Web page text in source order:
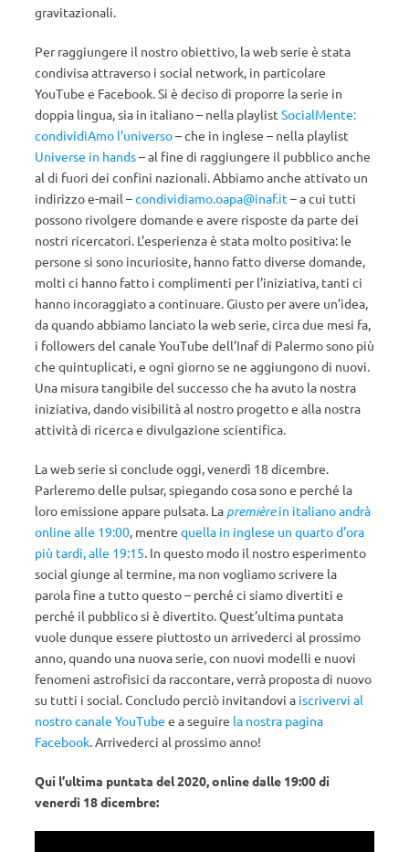
gravitazionali.
Per raggiungere il nostro obiettivo, la web serie è stata
condivisa attraverso i social network, in particolare
YouTube e Facebook. Si è deciso di proporre la serie in
doppia lingua, sia in italiano – nella playlist SocialMente:
condividiAmo l’universo– che in inglese – nella playlist
Universe in hands– al fine di raggiungere il pubblico anche
al di fuori dei confini nazionali. Abbiamo anche attivato un
indirizzo e-mail –condividiamo.oapa@inaf.it – a cui tutti
possono rivolgere domande e avere risposte da parte dei
nostri ricercatori. L’esperienza è stata molto positiva: le
persone si sono incuriosite, hanno fatto diverse domande,
molti ci hanno fatto i complimenti per l’iniziativa, tanti ci
hanno incoraggiato a continuare. Giusto per avere un’idea,
da quando abbiamo lanciato la web serie, circa due mesi fa,
i followers del canale YouTube dell’Inaf di Palermo sono più
che quintuplicati, e ogni giorno se ne aggiungono di nuovi.
Una misura tangibile del successo che ha avuto la nostra
iniziativa, dando visibilità al nostro progetto e alla nostra
attività di ricerca e divulgazione scientifica.
La web serie si conclude oggi, venerdì 18 dicembre.
Parleremo delle pulsar, spiegando cosa sono e perché la
loro emissione appare pulsata. La premièrein italiano andrà
online alle 19:00, mentre quella in inglese un quarto d’ora
più tardi, alle 19:15. In questo modo il nostro esperimento
social giunge al termine, ma non vogliamo scrivere la
parola fine a tutto questo – perché ci siamo divertiti e
perché il pubblico si è divertito. Quest’ultima puntata
vuole dunque essere piuttosto un arrivederci al prossimo
anno, quando una nuova serie, con nuovi modelli e nuovi
fenomeni astrofisici da raccontare, verrà proposta di nuovo
su tutti i social. Concludo perciò invitandovi a iscrivervi al
nostro canale YouTube e a seguire la nostra pagina
Facebook. Arrivederci al prossimo anno!
Qui l’ultima puntata del 2020, online dalle 19:00 di
venerdì 18 dicembre: